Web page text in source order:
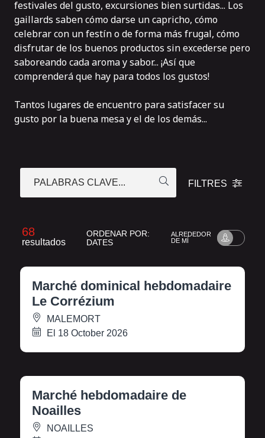
festivales del gusto, excursiones bien surtidas... Los
gaillards saben cómo darse un capricho, cómo
celebrar con un festín o de forma más frugal, cómo
disfrutar de los buenos productos sin excederse pero
saboreando cada aroma y sabor... ¡Así que
comprenderá que hay para todos los gustos!
Tantos lugares de encuentro para satisfacer su
gusto por la buena mesa y el de los demás...
PALABRAS CLAVE... FILTRES
68
resultados
ORDENAR POR:
DATES
ALREDEDOR
DE MÍ
Marché dominical hebdomadaire
Le Corrézium
MALEMORT
El 18 October 2026
Marché hebdomadaire de
Noailles
NOAILLES